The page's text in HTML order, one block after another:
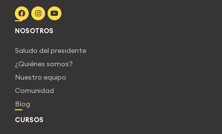
NOSOTROS
Saludo del presidente
¿Quiénes somos?
Nuestro equipo
Comunidad
Blog
CURSOS